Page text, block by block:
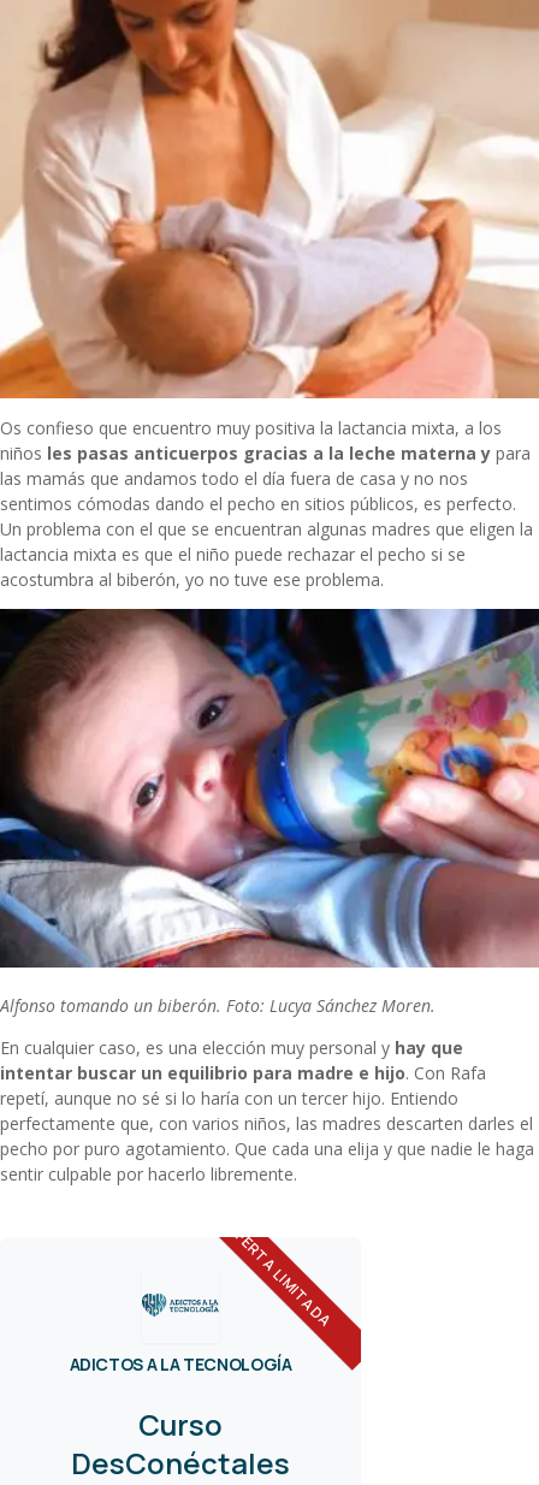
Os confieso que encuentro muy positiva la lactancia mixta, a los
niños les pasas anticuerpos gracias a la leche materna y para
las mamás que andamos todo el día fuera de casa y no nos
sentimos cómodas dando el pecho en sitios públicos, es perfecto.
Un problema con el que se encuentran algunas madres que eligen la
lactancia mixta es que el niño puede rechazar el pecho si se
acostumbra al biberón, yo no tuve ese problema.
Alfonso tomando un biberón. Foto: Lucya Sánchez Moren.
En cualquier caso, es una elección muy personal y hay que
intentar buscar un equilibrio para madre e hijo. Con Rafa
repetí, aunque no sé si lo haría con un tercer hijo. Entiendo
perfectamente que, con varios niños, las madres descarten darles el
pecho por puro agotamiento. Que cada una elija y que nadie le haga
sentir culpable por hacerlo libremente.
OFERTA LIMITADA
ADICTOS A LA TECNOLOGÍA
Curso
DesConéctales